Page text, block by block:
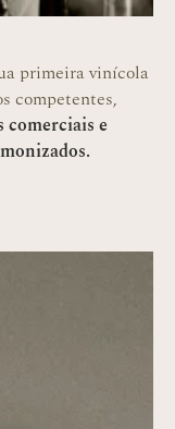
primeira vinícola
competentes,
comerciais e